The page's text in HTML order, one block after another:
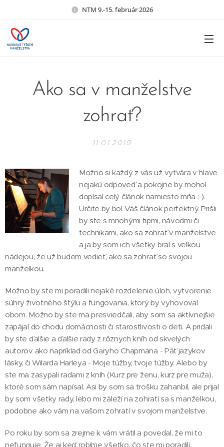
NTM 9.-15. február 2026
Ako sa v manželstve
zohrať?
11.01.2019
Možno si každý z vás už vytvára v hlave
nejakú odpoveď a pokojne by mohol
dopísal celý článok namiesto mňa :-).
Určite by bol Váš článok perfektný. Prišli
by ste s mnohými tipmi, návodmi či
technikami, ako sa zohrať v manželstve
a ja by som ich všetky bral s veľkou
nádejou, že už budem vedieť, ako sa zohrať so svojou
manželkou.
Možno by ste mi poradili nejaké rozdelenie úloh, vytvorenie
súhry životného štýlu a fungovania, ktorý by vyhovoval
obom. Možno by ste ma presviedčali, aby som sa aktívnejšie
zapájal do chodu domácnosti či starostlivosti o deti. A pridali
by ste ďalšie a ďalšie rady z rôznych kníh od skvelých
autorov ako napríklad od Garyho Chapmana - Päť jazykov
lásky, či Wilarda Harleya - Moje túžby, tvoje túžby. Alebo by
ste ma zasypali radami z kníh (Kurz pre ženu, kurz pre muža),
ktoré som sám napísal. Asi by som sa trošku zahanbil, ale prijal
by som všetky rady, lebo mi záleží na zohratí sa s manželkou,
podobne ako vám na vašom zohratí v svojom manželstve.
Po roku by som sa zrejme k vám vrátil a povedal, že mi to
nefunguje. Že aj keď robíme všetko, čo ste mi poradili,